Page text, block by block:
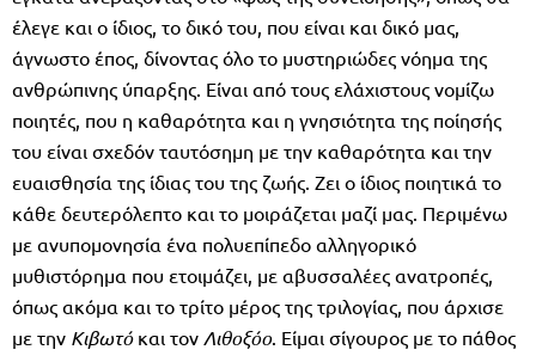
έλεγε και ο ίδιος, το δικό του, που είναι και δικό μας,
άγνωστο έπος, δίνοντας όλο το μυστηριώδες νόημα της
ανθρώπινης ύπαρξης. Είναι από τους ελάχιστους νομίζω
ποιητές, που η καθαρότητα και η γνησιότητα της ποίησής
του είναι σχεδόν ταυτόσημη με την καθαρότητα και την
ευαισθησία της ίδιας του της ζωής. Ζει ο ίδιος ποιητικά το
κάθε δευτερόλεπτο και το μοιράζεται μαζί μας. Περιμένω
με ανυπομονησία ένα πολυεπίπεδο αλληγορικό
μυθιστόρημα που ετοιμάζει, με αβυσσαλέες ανατροπές,
όπως ακόμα και το τρίτο μέρος της τριλογίας, που άρχισε
με την Κιβωτόκαι τον Λιθοξόο. Είμαι σίγουρος με το πάθος